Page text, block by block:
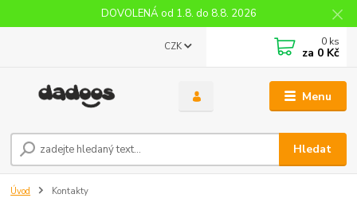
DOVOLENÁ od 1.8. do 8.8. 2026
Menu
CZK
Hledat
0 ks
za 0 Kč
Úvod Kontakty